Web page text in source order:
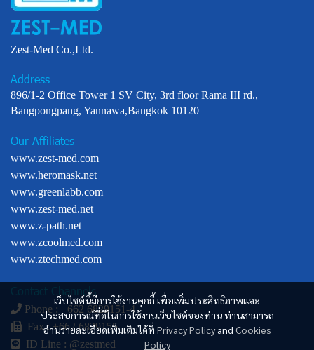
เว็บไซต์นี้มีการใช้งานคุกกี้ เพื่อเพิ่มประสิทธิภาพและ
ประสบการณ์ที่ดีในการใช้งานเว็บไซต์ของท่าน ท่านสามารถ
อ่านรายละเอียดเพิ่มเติมได้ที่ Privacy Policy and Cookies
Policy
Zest-Med Co.,Ltd.
Address
896/1-2 Office Tower 1 SV City, 3rd floor Rama III rd.,
Bangpongpang, Yannawa,Bangkok 10120
Our Affiliates
www.zest-med.com
www.heromask.net
www.greenlabb.com
www.zest-med.net
www.z-path.net
www.zcoolmed.com
www.ztechmed.com
Contact Channels
Phone : +662 6829151-4
Fax : +662 6829155
ID Line : @zestmed